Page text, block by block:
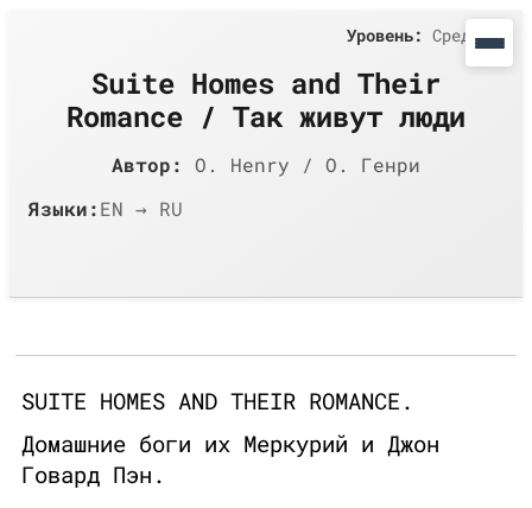
Suite Homes and Their
Romance / Так живут люди
Автор:
O. Henry / О. Генри
Языки:EN → RU
Уровень: Средний
SUITE HOMES AND THEIR ROMANCE.
Домашние боги их Меркурий и Джон
Говард Пэн.